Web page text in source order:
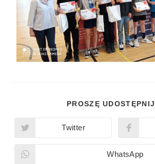
PROSZĘ
Twitter
WhatsApp